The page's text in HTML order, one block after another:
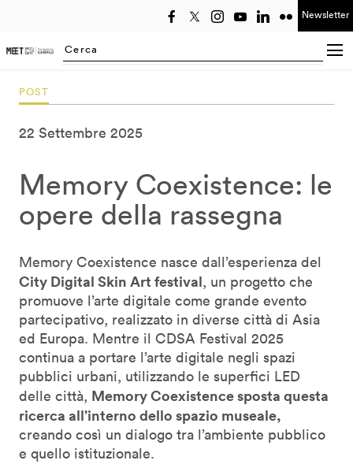
Newsletter
Searching...
POST
22 Settembre 2025
Memory Coexistence: le
opere della rassegna
Memory Coexistence nasce dall’esperienza del
City Digital Skin Art festival, un progetto che
promuove l’arte digitale come grande evento
partecipativo, realizzato in diverse città di Asia
ed Europa. Mentre il CDSA Festival 2025
continua a portare l’arte digitale negli spazi
pubblici urbani, utilizzando le superfici LED
delle città, Memory Coexistence sposta questa
ricerca all’interno dello spazio museale,
creando così un dialogo tra l’ambiente pubblico
e quello istituzionale.